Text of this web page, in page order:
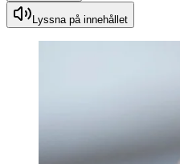
Lyssna på innehållet